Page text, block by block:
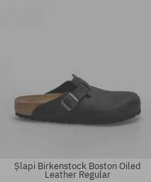
Șlapi Birkenstock Boston Oiled
Leather Regular